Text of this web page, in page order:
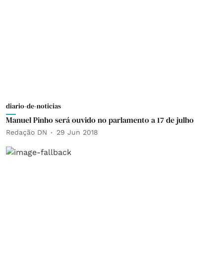
diario-de-noticias
Manuel Pinho será ouvido no parlamento a 17 de julho
Redação DN 29 Jun 2018